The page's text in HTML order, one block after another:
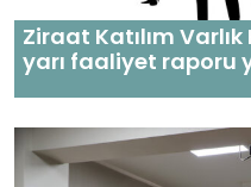
Ziraat Katılım
yarı faaliyet raporu